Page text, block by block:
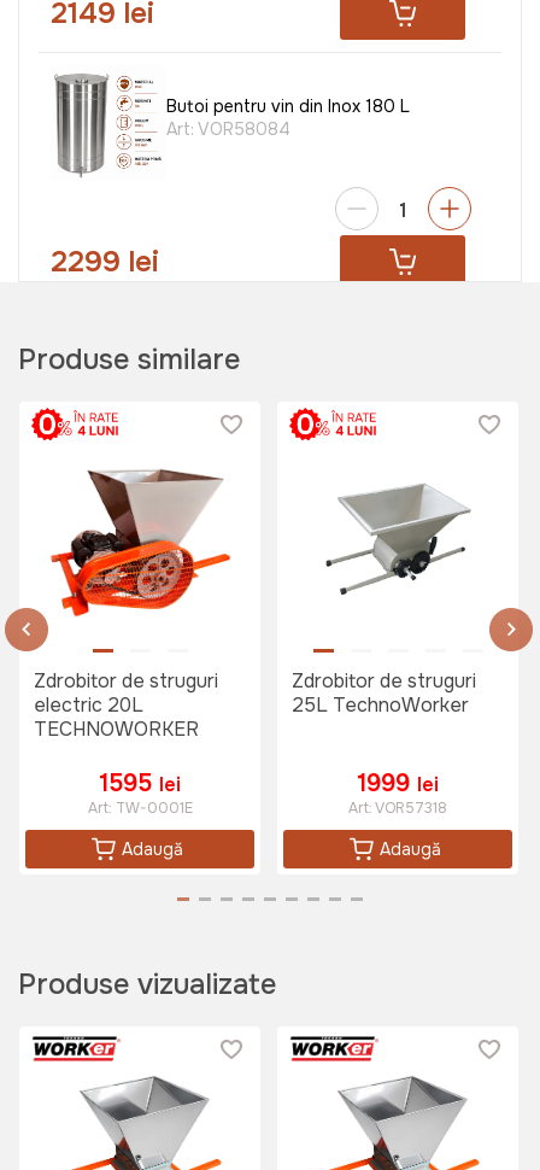
2149 lei
Butoi pentru vin din Inox 180 L
Art: VOR58084
2299 lei
Butoi pentru vin din Inox 200 L
2499 lei
Butoi pentru vin din Inox 250 L
Produse similare
Zdrobitor de struguri
electric 20L
TECHNOWORKER
1595 lei
Art: TW-0001E
Adaugă
Zdrobitor de struguri
25L TechnoWorker
1999 lei
Art:VOR57318
Adaugă
Produse vizualizate